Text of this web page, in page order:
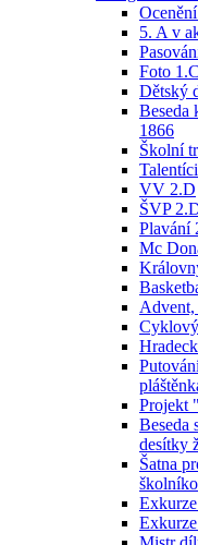
5. A v
Foto 1.C
Dětský
Beseda
1866
Školní
VV 2.D
ŠVP
Plavání
Mc
Advent,
Projekt
Beseda
desítky
Šatna